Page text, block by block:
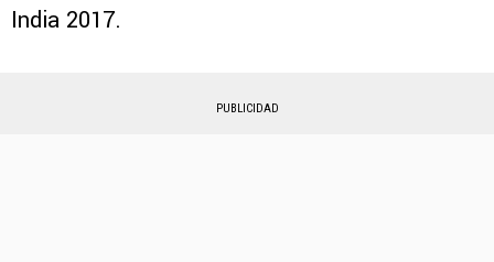
India 2017.
PUBLICIDAD